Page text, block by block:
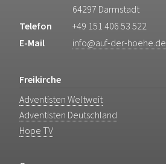
64297 Darmstadt
Telefon
+49 151 406 53 522
E-Mail
info@auf-der-hoehe.de
Freikirche
Adventisten Weltweit
Adventisten Deutschland
Hope TV